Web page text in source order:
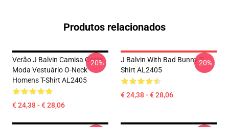
Produtos relacionados
Verão J Balvin Camisa Cores
Moda Vestuário O-Neck
Homens T-Shirt AL2405
€ 24,38 - € 28,06
-20%
J Balvin With Bad Bunny T
Shirt AL2405
€ 24,38 - € 28,06
-20%